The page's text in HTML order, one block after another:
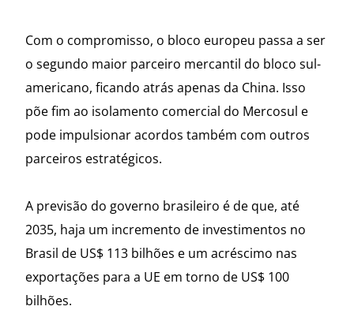
Com o compromisso, o bloco europeu passa a ser
o segundo maior parceiro mercantil do bloco sul-
americano, ficando atrás apenas da China. Isso
põe fim ao isolamento comercial do Mercosul e
pode impulsionar acordos também com outros
parceiros estratégicos.
A previsão do governo brasileiro é de que, até
2035, haja um incremento de investimentos no
Brasil de US$ 113 bilhões e um acréscimo nas
exportações para a UE em torno de US$ 100
bilhões.